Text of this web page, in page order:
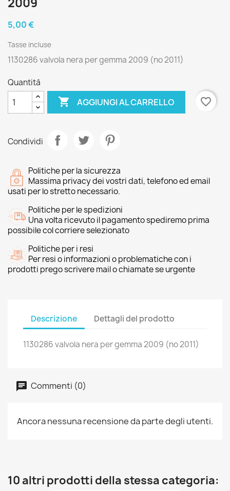
2009
5,00 €
Tasse incluse
1130286 valvola nera per gemma 2009 (no 2011)
Quantità
 AGGIUNGI AL CARRELLO favorite_border
Condividi
Politiche per la sicurezza
Massima privacy dei vostri dati, telefono ed email
usati per lo stretto necessario.
Politiche per le spedizioni
Una volta ricevuto il pagamento spediremo prima
possibile col corriere selezionato
Politiche per i resi
Per resi o informazioni o problematiche con i
prodotti prego scrivere mail o chiamate se urgente
Descrizione Dettagli del prodotto
1130286 valvola nera per gemma 2009 (no 2011)
Commenti (0)
Ancora nessuna recensione da parte degli utenti.
10 altri prodotti della stessa categoria: